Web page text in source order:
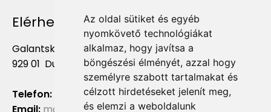
Az oldal sütiket és egyéb
nyomkövető technológiákat
alkalmaz, hogy javítsa a
böngészési élményét, azzal hogy
személyre szabott tartalmakat és
célzott hirdetéseket jelenít meg,
és elemzi a weboldalunk
Elérhetőség
Galantská cesta 658/2F
929 01 Dunajská Streda
Telefon:
+421 903 724 781
Email: marketing@liliumaurum.sk